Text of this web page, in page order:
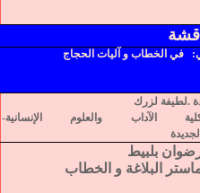
في الخطاب و آليات الحجاج
.لطيفة لزرك
الآداب والعلوم الإنسانية-
الجديدة
بلبيط
البلاغة و الخطاب